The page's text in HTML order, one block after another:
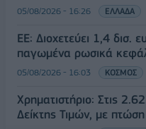
05/08/2026 - 16:26 ΕΛΛΑΔΑ
ΕΕ: Διοχετεύει 1,4 δισ.
παγωμένα ρωσικά
05/08/2026 - 16:03 ΚΟΣΜΟΣ
Χρηματιστήριο: Στις
Δείκτης Τιμών, με